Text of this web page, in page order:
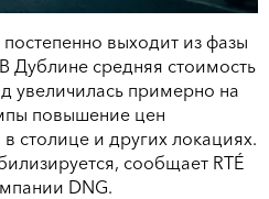
постепенно выходит из фазы
Дублине средняя стоимость
увеличилась примерно на
повышение цен
столице и других локациях.
сообщает RTÉ
DNG.